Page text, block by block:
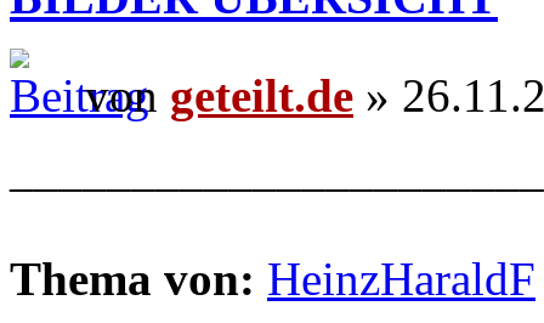
von geteilt.de »
Thema von: HeinzHaraldF